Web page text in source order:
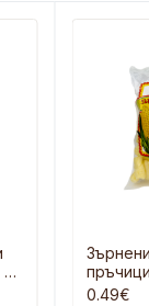
40 г
0.49€